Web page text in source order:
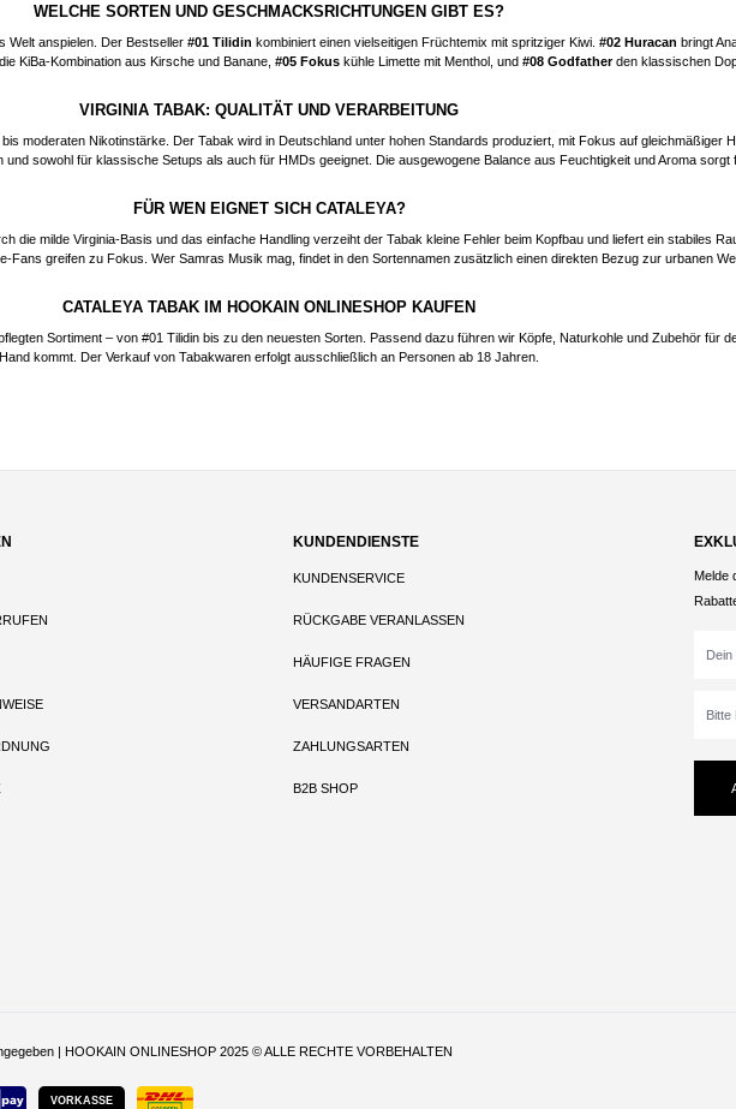
WELCHE SORTEN UND GESCHMACKSRICHTUNGEN GIBT ES?
Welt anspielen. Der Bestseller #01 Tilidin kombiniert einen vielseitigen Früchtemix mit spritziger Kiwi. #02 Huracan bringt
KiBa-Kombination aus Kirsche und Banane, #05 Fokus kühle Limette mit Menthol, und #08 Godfatherden klassischen
VIRGINIA TABAK: QUALITÄT UND VERARBEITUNG
moderaten Nikotinstärke. Der Tabak wird in Deutschland unter hohen Standards produziert, mit Fokus auf gleichmäßiger
sowohl für klassische Setups als auch für HMDs geeignet. Die ausgewogene Balance aus Feuchtigkeit und Aroma sorgt
FÜR WEN EIGNET SICH CATALEYA?
die milde Virginia-Basis und das einfache Handling verzeiht der Tabak kleine Fehler beim Kopfbau und liefert ein stabiles
Fans greifen zu Fokus. Wer Samras Musik mag, findet in den Sortennamen zusätzlich einen direkten Bezug zur urbanen
CATALEYA TABAK IM HOOKAIN ONLINESHOP KAUFEN
Sortiment – von #01 Tilidin bis zu den neuesten Sorten. Passend dazu führen wir Köpfe, Naturkohle und Zubehör für
Hand kommt. Der Verkauf von Tabakwaren erfolgt ausschließlich an Personen ab 18 Jahren.
KUNDENDIENSTE
KUNDENSERVICE
RÜCKGABE VERANLASSEN
HÄUFIGE FRAGEN
VERSANDARTEN
ZAHLUNGSARTEN
B2B SHOP
Melde
| HOOKAIN ONLINESHOP 2025 © ALLE RECHTE VORBEHALTEN
VORKASSE